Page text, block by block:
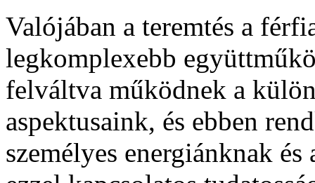
Valójában a teremtés a
legkomplexebb
felváltva működnek a
aspektusaink, és ebben
személyes energiánknak